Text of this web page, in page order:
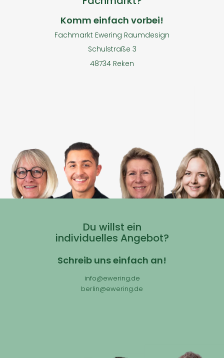
Komm einfach vorbei!
Fachmarkt Ewering Raumdesign
Schulstraße 3
48734 Reken
Du willst ein
individuelles Angebot?
Schreib uns einfach an!
info@ewering.de
berlin@ewering.de